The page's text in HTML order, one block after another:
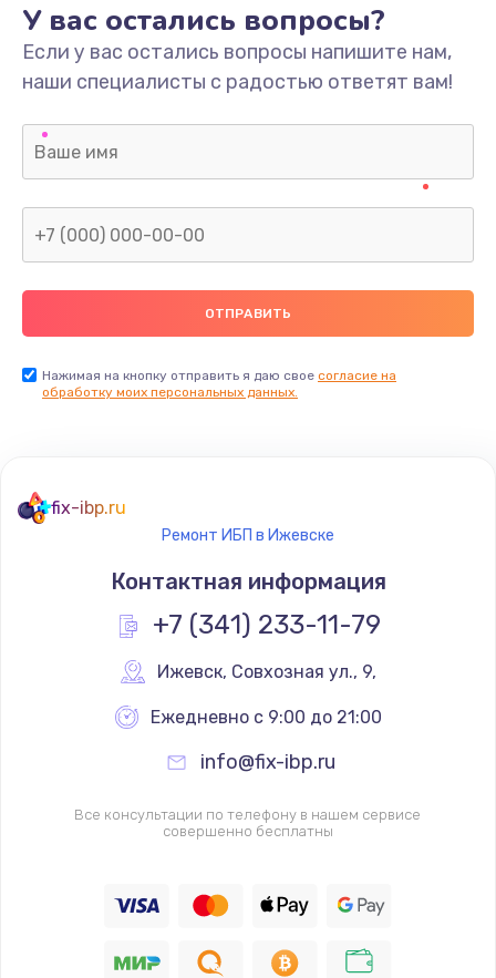
У вас остались вопросы?
Если у вас остались вопросы напишите нам,
наши специалисты с радостью ответят вам!
Нажимая на кнопку отправить я даю свое согласие на
обработку моих персональных данных.
fix-ibp.ru
Ремонт ИБП в Ижевске
Контактная информация
+7 (341) 233-11-79
Ижевск, Совхозная ул., 9,
Ежедневно с 9:00 до 21:00
info@fix-ibp.ru
Все консультации по телефону в нашем сервисе
совершенно бесплатны